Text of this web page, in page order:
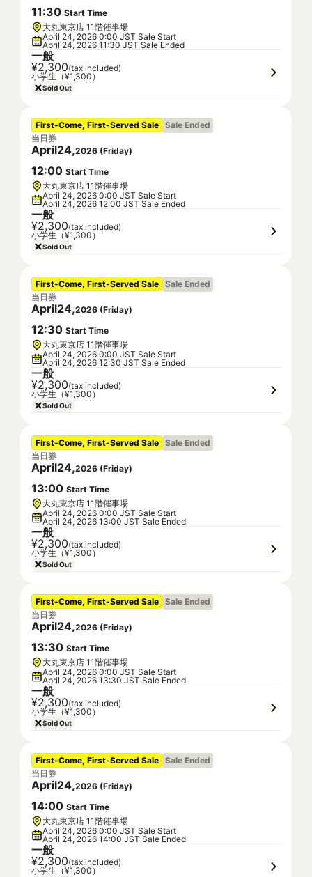
11:30 Start Time
大丸東京店 11階催事場
April 24, 2026 0:00 JST Sale Start
April 24, 2026 11:30 JST Sale Ended
一般
¥2,300(tax included)
小学生（¥1,300）
Sold Out
First-Come, First-Served Sale Sale Ended
当日券
April24,2026 (Friday)
12:00 Start Time
大丸東京店 11階催事場
April 24, 2026 0:00 JST Sale Start
April 24, 2026 12:00 JST Sale Ended
一般
¥2,300(tax included)
小学生（¥1,300）
Sold Out
First-Come, First-Served Sale Sale Ended
当日券
April24,2026 (Friday)
12:30 Start Time
大丸東京店 11階催事場
April 24, 2026 0:00 JST Sale Start
April 24, 2026 12:30 JST Sale Ended
一般
¥2,300(tax included)
小学生（¥1,300）
Sold Out
First-Come, First-Served Sale Sale Ended
当日券
April24,2026 (Friday)
13:00 Start Time
大丸東京店 11階催事場
April 24, 2026 0:00 JST Sale Start
April 24, 2026 13:00 JST Sale Ended
一般
¥2,300(tax included)
小学生（¥1,300）
Sold Out
First-Come, First-Served Sale Sale Ended
当日券
April24,2026 (Friday)
13:30 Start Time
大丸東京店 11階催事場
April 24, 2026 0:00 JST Sale Start
April 24, 2026 13:30 JST Sale Ended
一般
¥2,300(tax included)
小学生（¥1,300）
Sold Out
First-Come, First-Served Sale Sale Ended
当日券
April24,2026 (Friday)
14:00 Start Time
大丸東京店 11階催事場
April 24, 2026 0:00 JST Sale Start
April 24, 2026 14:00 JST Sale Ended
一般
¥2,300(tax included)
小学生（¥1,300）